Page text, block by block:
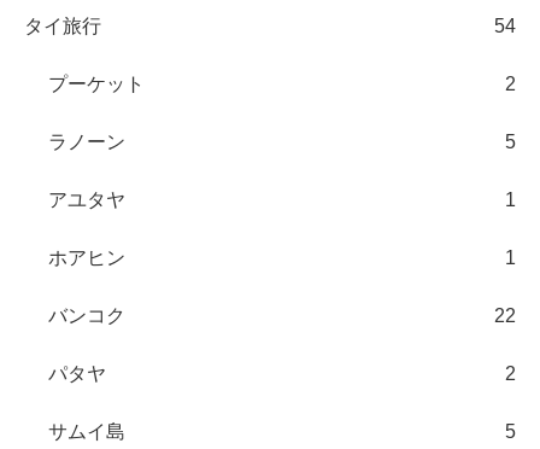
タイ旅行 54
プーケット 2
ラノーン 5
アユタヤ 1
ホアヒン 1
バンコク 22
パタヤ 2
サムイ島 5